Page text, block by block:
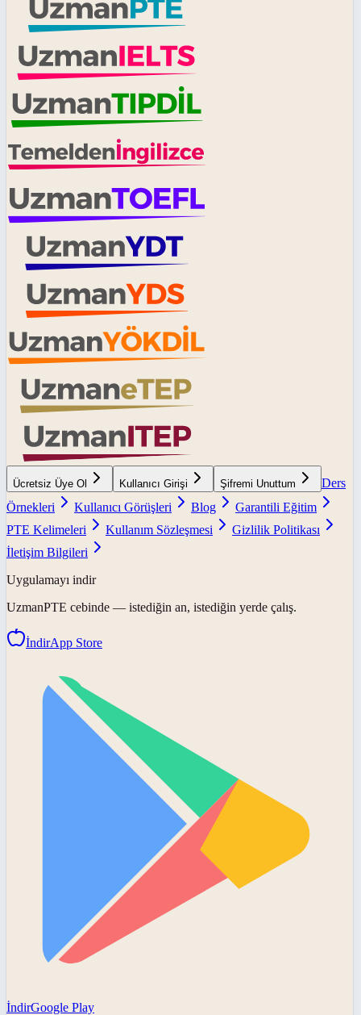
Ücretsiz Üye Ol Kullanıcı Girişi Şifremi Unuttum
Ders
Örnekleri
Kullanıcı Görüşleri Blog
Garantili Eğitim
PTE Kelimeleri
Kullanım Sözleşmesi
Gizlilik Politikası
İletişim Bilgileri
Uygulamayı indir
UzmanPTE cebinde — istediğin an, istediğin yerde çalış.
İndirApp Store
İndirGoogle Play